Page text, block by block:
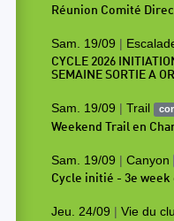
Réunion Comité
Sam. 19/09 |
CYCLE 2026
SEMAINE SORTIE A
Sam. 19/09 | Trail
Weekend Trail en
Sam. 19/09 | Canyon
Cycle initié - 3e week
Jeu. 24/09 | Vie du